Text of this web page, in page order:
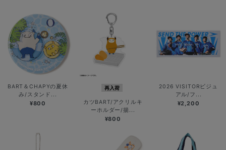
BART＆CHAPYの夏休
み/スタンド...
¥800
再入荷
カツBART/アクリルキ
ーホルダー/揚...
¥800
2026 VISITORビジュ
アル/フ...
¥2,200